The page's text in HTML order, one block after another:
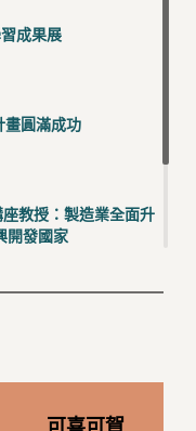
成果展
畫圓滿成功
座教授：製造業全面升
開發國家